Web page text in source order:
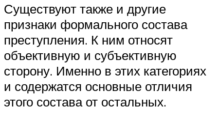
Существуют также и другие
признаки формального состава
преступления. К ним относят
объективную и субъективную
сторону. Именно в этих категориях
и содержатся основные отличия
этого состава от остальных.